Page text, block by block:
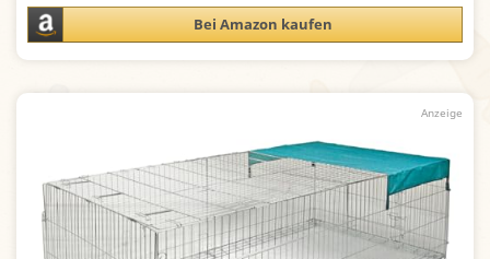
Bei Amazon kaufen